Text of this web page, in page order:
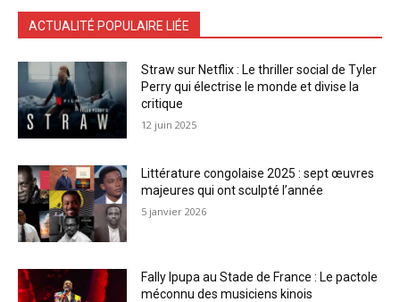
ACTUALITÉ POPULAIRE LIÉE
Straw sur Netflix : Le thriller social de Tyler
Perry qui électrise le monde et divise la
critique
12 juin 2025
Littérature congolaise 2025 : sept œuvres
majeures qui ont sculpté l’année
5 janvier 2026
Fally Ipupa au Stade de France : Le pactole
méconnu des musiciens kinois